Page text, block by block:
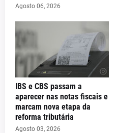
Agosto 06, 2026
IBS e CBS passam a
aparecer nas notas fiscais e
marcam nova etapa da
reforma tributária
Agosto 03, 2026